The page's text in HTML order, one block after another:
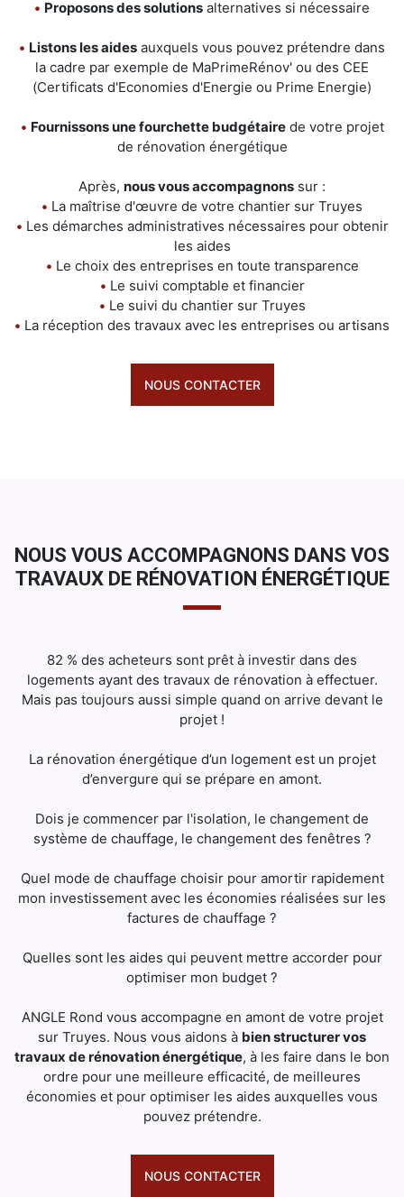
• Proposons des solutions alternatives si nécessaire
• Listons les aides auxquels vous pouvez prétendre dans
la cadre par exemple de MaPrimeRénov' ou des CEE
(Certificats d'Economies d'Energie ou Prime Energie)
• Fournissons une fourchette budgétairede votre projet
de rénovation énergétique
Après, nous vous accompagnons sur :
• La maîtrise d'œuvre de votre chantier sur Truyes
• Les démarches administratives nécessaires pour obtenir
les aides
• Le choix des entreprises en toute transparence
• Le suivi comptable et financier
• Le suivi du chantier sur Truyes
• La réception des travaux avec les entreprises ou artisans
NOUS CONTACTER
NOUS VOUS ACCOMPAGNONS DANS VOS
TRAVAUX DE RÉNOVATION ÉNERGÉTIQUE
82 % des acheteurs sont prêt à investir dans des
logements ayant des travaux de rénovation à effectuer.
Mais pas toujours aussi simple quand on arrive devant le
projet !
La rénovation énergétique d’un logement est un projet
d’envergure qui se prépare en amont.
Dois je commencer par l'isolation, le changement de
système de chauffage, le changement des fenêtres ?
Quel mode de chauffage choisir pour amortir rapidement
mon investissement avec les économies réalisées sur les
factures de chauffage ?
Quelles sont les aides qui peuvent mettre accorder pour
optimiser mon budget ?
ANGLE Rond vous accompagne en amont de votre projet
sur Truyes. Nous vous aidons à bien structurer vos
travaux de rénovation énergétique, à les faire dans le bon
ordre pour une meilleure efficacité, de meilleures
économies et pour optimiser les aides auxquelles vous
pouvez prétendre.
NOUS CONTACTER